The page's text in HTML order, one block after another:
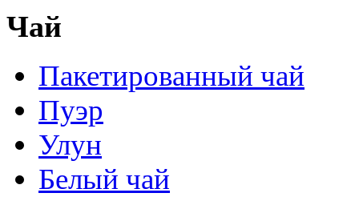
Чай
Пакетированный чай
Пуэр
Улун
Белый чай